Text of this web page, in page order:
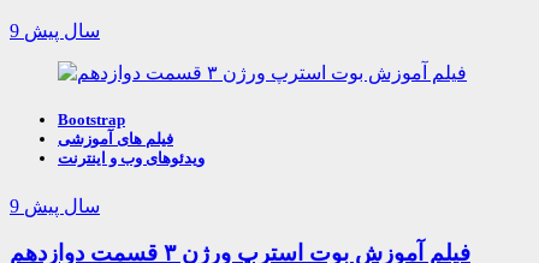
9 سال پیش
Bootstrap
فیلم های آموزشی
ویدئوهای وب و اینترنت
9 سال پیش
فیلم آموزش بوت استرپ ورژن ۳ قسمت دوازدهم